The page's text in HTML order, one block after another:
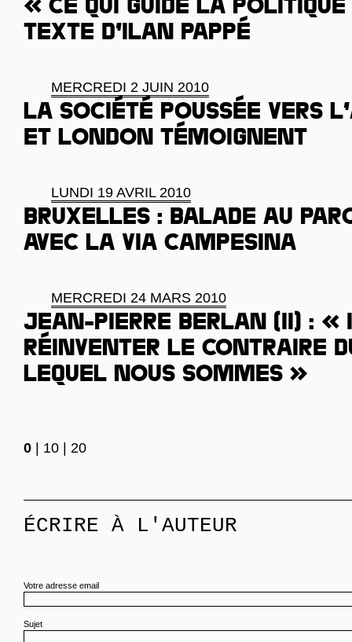
« Ce qui guide la politique
texte d’Ilan Pappé
MERCREDI 2 JUIN 2010
La société poussée vers
et London témoignent
LUNDI 19 AVRIL 2010
Bruxelles : balade au
avec la Via Campesina
MERCREDI 24 MARS 2010
Jean-Pierre Berlan (II) :
réinventer le contraire
lequel nous sommes »
0 10 20
ÉCRIRE À L'AUTEUR
Votre adresse email
Sujet